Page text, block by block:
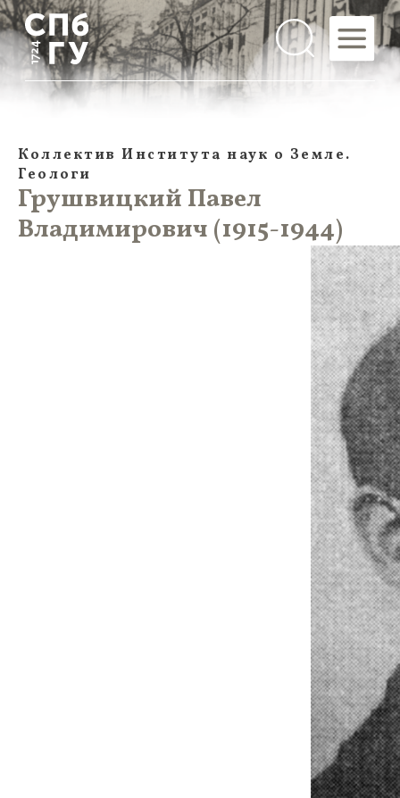
Коллектив Института наук о Земле.
Геологи
Грушвицкий Павел
Владимирович (1915-1944)